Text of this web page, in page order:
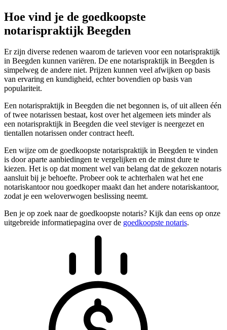
Hoe vind je de goedkoopste
notarispraktijk Beegden
Er zijn diverse redenen waarom de tarieven voor een notarispraktijk
in Beegden kunnen variëren. De ene notarispraktijk in Beegden is
simpelweg de andere niet. Prijzen kunnen veel afwijken op basis
van ervaring en kundigheid, echter bovendien op basis van
populariteit.
Een notarispraktijk in Beegden die net begonnen is, of uit alleen één
of twee notarissen bestaat, kost over het algemeen iets minder als
een notarispraktijk in Beegden die veel steviger is neergezet en
tientallen notarissen onder contract heeft.
Een wijze om de goedkoopste notarispraktijk in Beegden te vinden
is door aparte aanbiedingen te vergelijken en de minst dure te
kiezen. Het is op dat moment wel van belang dat de gekozen notaris
aansluit bij je behoefte. Probeer ook te achterhalen wat het ene
notariskantoor nou goedkoper maakt dan het andere notariskantoor,
zodat je een weloverwogen beslissing neemt.
Ben je op zoek naar de goedkoopste notaris? Kijk dan eens op onze
uitgebreide informatiepagina over de goedkoopste notaris.